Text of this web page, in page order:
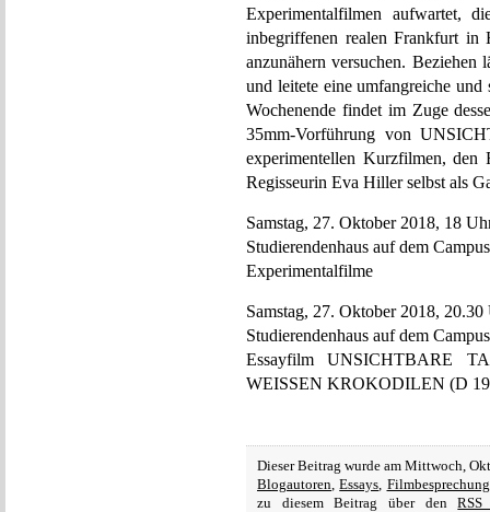
Experimentalfilmen aufwartet,
inbegriffenen realen Frankfurt
anzunähern versuchen. Beziehen
und leitete eine umfangreiche
Wochenende findet im Zuge
35mm-Vorführung von
experimentellen Kurzfilmen, den
Regisseurin Eva Hiller selbst als
Samstag, 27. Oktober 2018, 18
Studierendenhaus auf dem
Experimentalfilme
Samstag, 27. Oktober 2018, 20.30
Studierendenhaus auf dem
Essayfilm UNSICHTBARE
WEISSEN KROKODILEN (D
Dieser Beitrag wurde am Mittwoch,
Blogautoren,Essays,
zu diesem Beitrag über den